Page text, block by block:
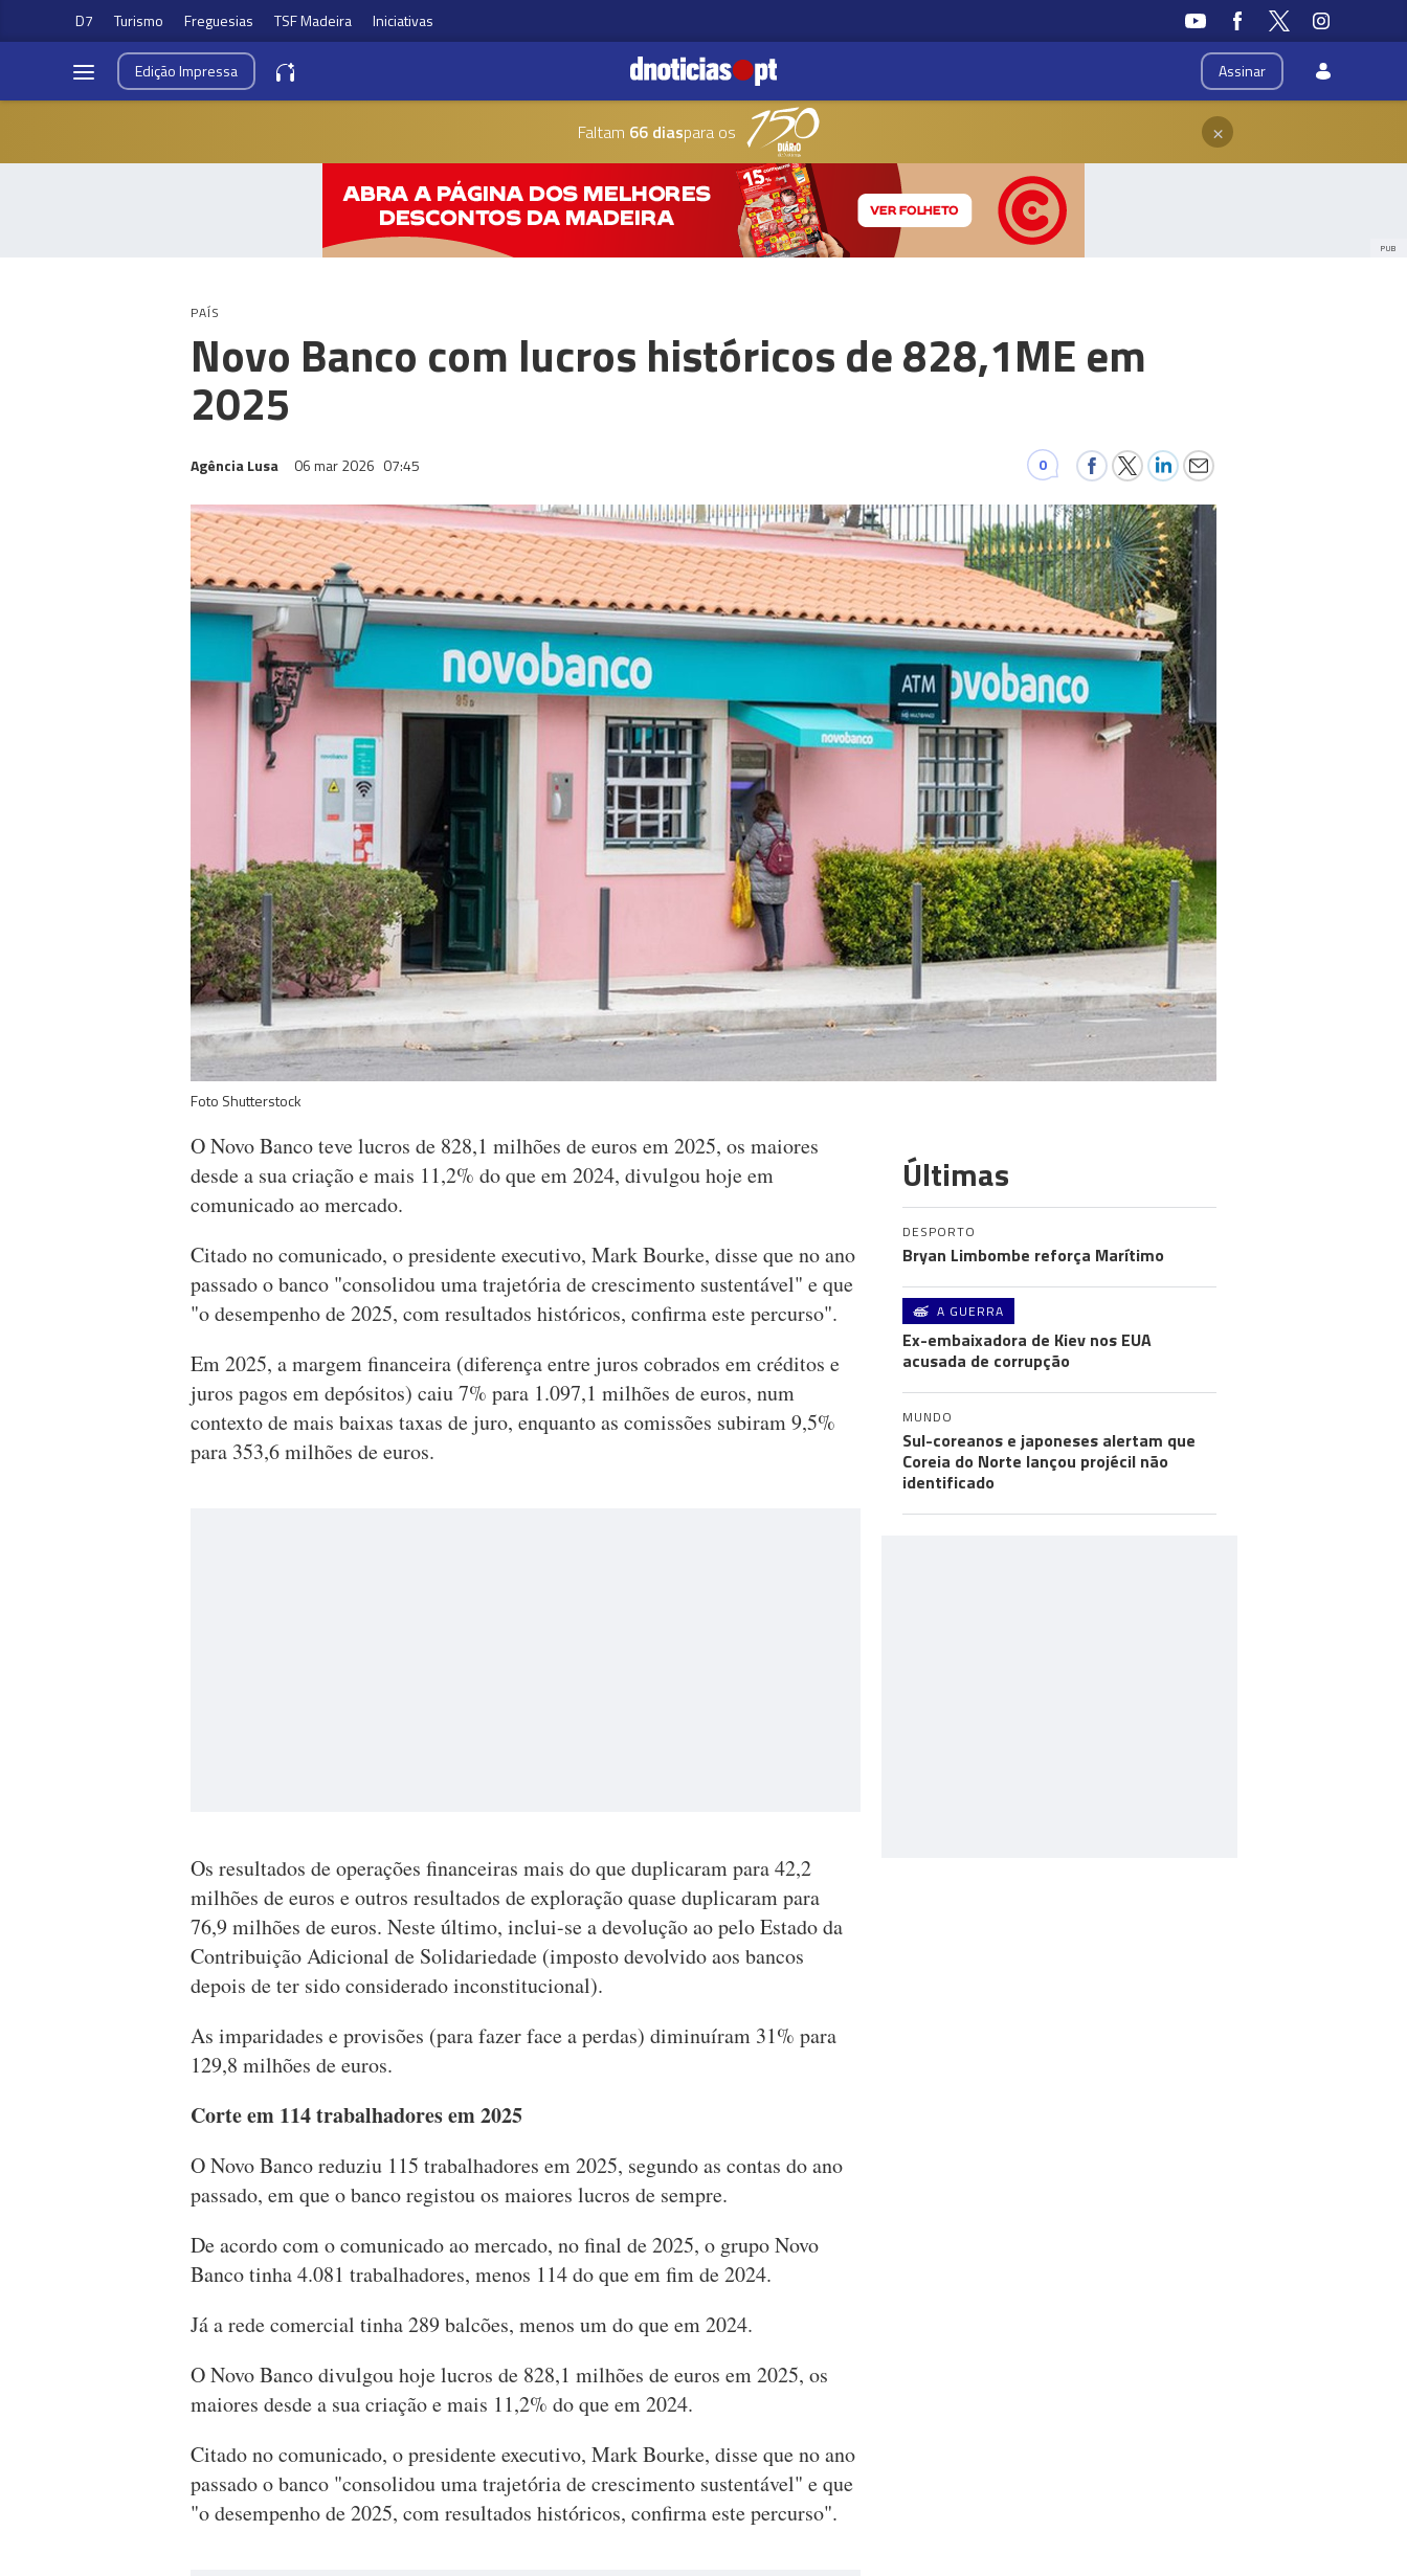
D7 Turismo Freguesias TSF Madeira Iniciativas
Assinar
EdiçãoImpressa
Faltam 66 diaspara os ×
PUB
PAÍS
Novo Banco com lucros históricos de 828,1ME em
2025
Agência Lusa 06 mar 2026 07:45 0
Foto Shutterstock
O Novo Banco teve lucros de 828,1 milhões de euros em 2025, os maiores
desde a sua criação e mais 11,2% do que em 2024, divulgou hoje em
comunicado ao mercado.
Citado no comunicado, o presidente executivo, Mark Bourke, disse que no ano
passado o banco "consolidou uma trajetória de crescimento sustentável" e que
"o desempenho de 2025, com resultados históricos, confirma este percurso".
Em 2025, a margem financeira (diferença entre juros cobrados em créditos e
juros pagos em depósitos) caiu 7% para 1.097,1 milhões de euros, num
contexto de mais baixas taxas de juro, enquanto as comissões subiram 9,5%
para 353,6 milhões de euros.
Os resultados de operações financeiras mais do que duplicaram para 42,2
milhões de euros e outros resultados de exploração quase duplicaram para
76,9 milhões de euros. Neste último, inclui-se a devolução ao pelo Estado da
Contribuição Adicional de Solidariedade (imposto devolvido aos bancos
depois de ter sido considerado inconstitucional).
As imparidades e provisões (para fazer face a perdas) diminuíram 31% para
129,8 milhões de euros.
Corte em 114 trabalhadores em 2025
O Novo Banco reduziu 115 trabalhadores em 2025, segundo as contas do ano
passado, em que o banco registou os maiores lucros de sempre.
De acordo com o comunicado ao mercado, no final de 2025, o grupo Novo
Banco tinha 4.081 trabalhadores, menos 114 do que em fim de 2024.
Já a rede comercial tinha 289 balcões, menos um do que em 2024.
O Novo Banco divulgou hoje lucros de 828,1 milhões de euros em 2025, os
maiores desde a sua criação e mais 11,2% do que em 2024.
Citado no comunicado, o presidente executivo, Mark Bourke, disse que no ano
passado o banco "consolidou uma trajetória de crescimento sustentável" e que
"o desempenho de 2025, com resultados históricos, confirma este percurso".
Últimas
DESPORTO
Bryan Limbombe reforça Marítimo
A GUERRA
Ex-embaixadora de Kiev nos EUA
acusada de corrupção
MUNDO
Sul-coreanos e japoneses alertam que
Coreia do Norte lançou projécil não
identificado